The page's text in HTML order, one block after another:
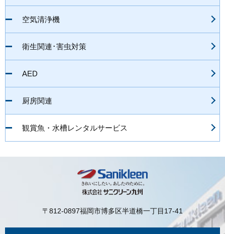
空気清浄機
衛生関連･害虫対策
AED
厨房関連
観賞魚・水槽レンタルサービス
〒812-0897福岡市博多区半道橋一丁目17-41